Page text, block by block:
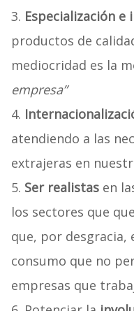
3. Especialización e
productos de
mediocridad es la
empresa”
4.
atendiendo a las
extrajeras en
5. Ser realistasen
los sectores que
que, por desgracia,
consumo que no
empresas que